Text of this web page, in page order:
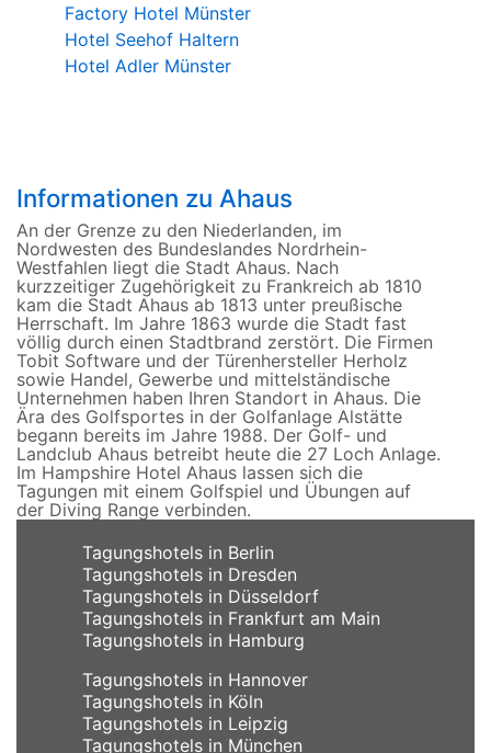
Factory Hotel Münster
Hotel Seehof Haltern
Hotel Adler Münster
Informationen zu Ahaus
An der Grenze zu den Niederlanden, im
Nordwesten des Bundeslandes Nordrhein-
Westfahlen liegt die Stadt Ahaus. Nach
kurzzeitiger Zugehörigkeit zu Frankreich ab 1810
kam die Stadt Ahaus ab 1813 unter preußische
Herrschaft. Im Jahre 1863 wurde die Stadt fast
völlig durch einen Stadtbrand zerstört. Die Firmen
Tobit Software und der Türenhersteller Herholz
sowie Handel, Gewerbe und mittelständische
Unternehmen haben Ihren Standort in Ahaus. Die
Ära des Golfsportes in der Golfanlage Alstätte
begann bereits im Jahre 1988. Der Golf- und
Landclub Ahaus betreibt heute die 27 Loch Anlage.
Im Hampshire Hotel Ahaus lassen sich die
Tagungen mit einem Golfspiel und Übungen auf
der Diving Range verbinden.
Tagungshotels in Berlin
Tagungshotels in Dresden
Tagungshotels in Düsseldorf
Tagungshotels in Frankfurt am Main
Tagungshotels in Hamburg
Tagungshotels in Hannover
Tagungshotels in Köln
Tagungshotels in Leipzig
Tagungshotels in München